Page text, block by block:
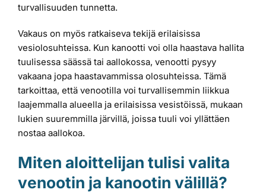
turvallisuuden tunnetta.
Vakaus on myös ratkaiseva tekijä erilaisissa
vesiolosuhteissa. Kun kanootti voi olla haastava hallita
tuulisessa säässä tai aallokossa, venootti pysyy
vakaana jopa haastavammissa olosuhteissa. Tämä
tarkoittaa, että venootilla voi turvallisemmin liikkua
laajemmalla alueella ja erilaisissa vesistöissä, mukaan
lukien suuremmilla järvillä, joissa tuuli voi yllättäen
nostaa aallokoa.
Miten aloittelijan tulisi valita
venootin ja kanootin välillä?